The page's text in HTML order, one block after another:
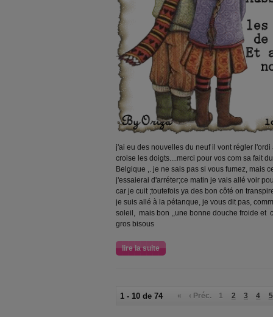
j'ai eu des nouvelles du neuf il vont régler
croise les doigts....merci pour vos com sa fait
Belgique ,. je ne sais pas si vous fumez, mais
j'essaierai d'arréter;ce matin je vais allé voir
car je cuit ;toutefois ya des bon côté on
je suis allé à la pétanque, je vous dit pas,
soleil, mais bon ,,une bonne douche froide et
gros bisous
lire la suite
1 - 10 de 74 « ‹ Préc. 1 2 3 4 5